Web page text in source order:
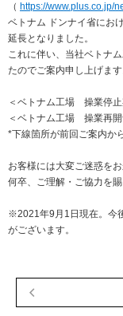
社会最適のあゆみ
コーポレート・ガバナ
人権の尊重
主な規程・方針、認証
私たちのアクション
「文具の環境配慮」へ
「新たな働く環境づく
「地域に根ざした学校
グループ構成図
国内外拠点一覧
沿革・年代別トピックス
電子公告・決算公告
採用
カタログ TOP
オフィス家具サイト
ミーティングツールサ
お問い合わせ
アクセス
オフィス空間・
（ https://www.plus.co.jp/
ベトナム ドンナイ省にお
延長となりました。
これに伴い、当社ベトナ
たのでご案内申し上げます
＜ベトナム工場 操業停
＜ベトナム工場 操業再
*下線箇所が前回ご案内か
お客様には大変ご迷惑を
何卒、ご理解・ご協力を
※2021年9月1日現在。今
がございます。